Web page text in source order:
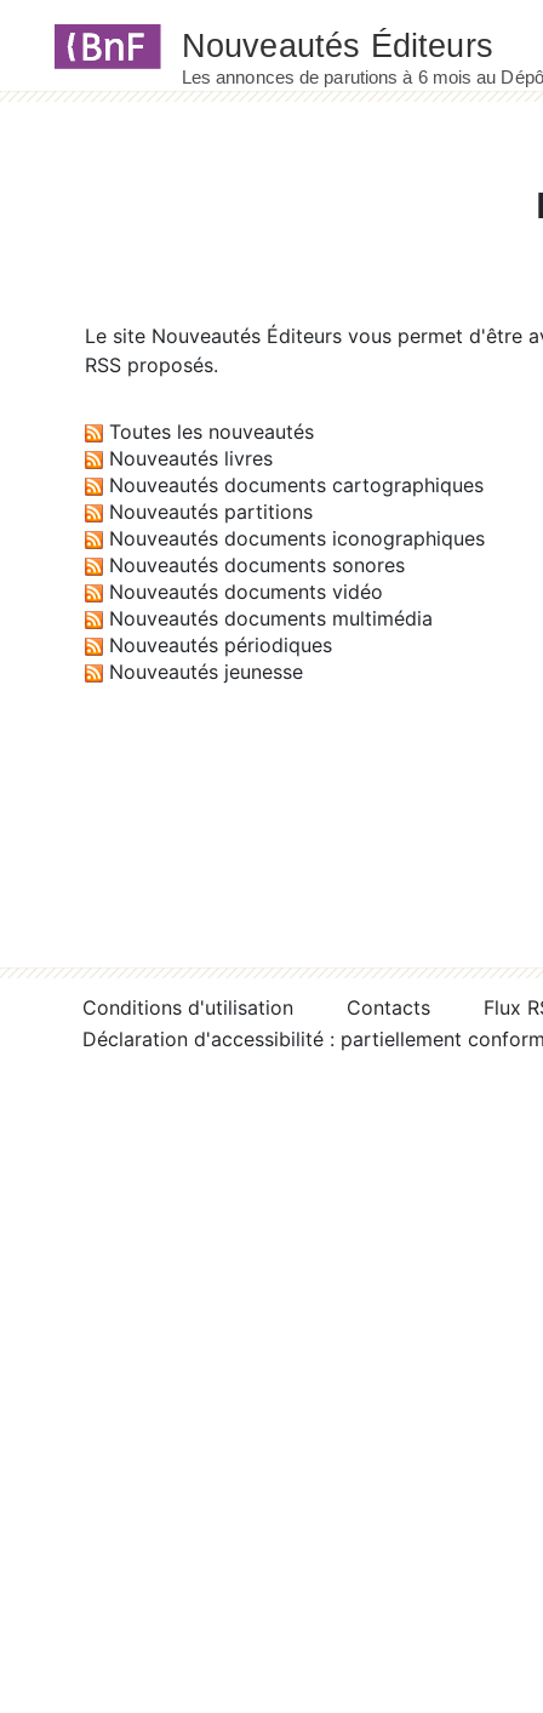
Le site Nouveautés Éditeurs vous permet d'être
RSS proposés.
Toutes les nouveautés
Nouveautés livres
Nouveautés documents cartographiques
Nouveautés partitions
Nouveautés documents iconographiques
Nouveautés documents sonores
Nouveautés documents vidéo
Nouveautés documents multimédia
Nouveautés périodiques
Nouveautés jeunesse
Conditions d'utilisation Contacts
Flux
Déclaration d'accessibilité : partiellement